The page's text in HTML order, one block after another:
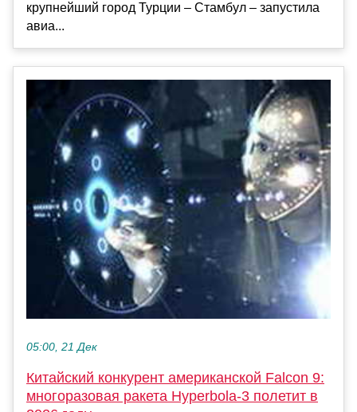
крупнейший город Турции – Стамбул – запустила
авиа...
05:00, 21 Дек
Китайский конкурент американской Falcon 9:
многоразовая ракета Hyperbola-3 полетит в